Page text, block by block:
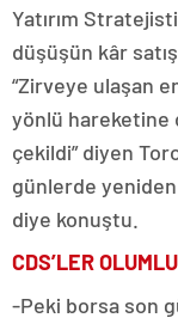
Yatırım
düşüşün kâr
“Zirveye ulaşan
yönlü hareketine
çekildi” diyen
günlerde
diye konuştu.
CDS’LER
-Peki borsa son